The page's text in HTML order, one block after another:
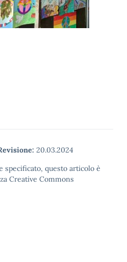
20.03.2024
specificato, questo articolo è
Creative Commons